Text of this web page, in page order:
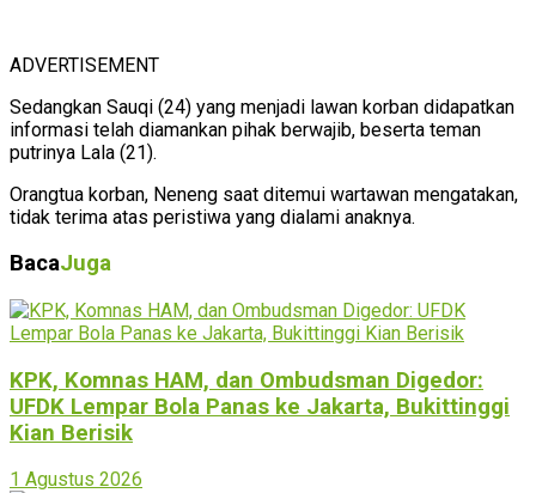
ADVERTISEMENT
Sedangkan Sauqi (24) yang menjadi lawan korban didapatkan
informasi telah diamankan pihak berwajib, beserta teman
putrinya Lala (21).
Orangtua korban, Neneng saat ditemui wartawan mengatakan,
tidak terima atas peristiwa yang dialami anaknya.
BacaJuga
KPK, Komnas HAM, dan Ombudsman Digedor:
UFDK Lempar Bola Panas ke Jakarta, Bukittinggi
Kian Berisik
1 Agustus 2026